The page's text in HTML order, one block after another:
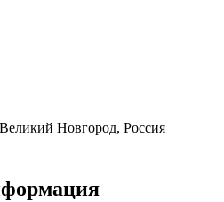
Новгород, Россия